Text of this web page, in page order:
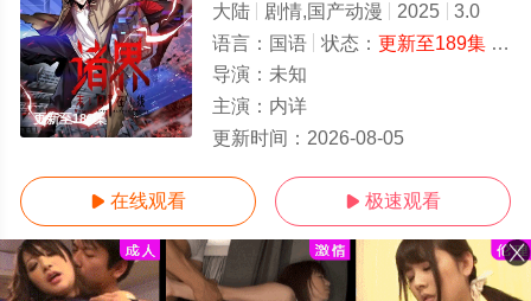
更新至189集
大陆 剧情,国产动漫 2025
3.0
语言： 国语 状态： 更新至189集- 免费在线观看
导演： 未知
主演： 内详
更新时间： 2026-08-05
 在线观看  极速观看